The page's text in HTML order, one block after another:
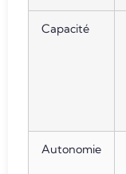
Capacité
Autonomie